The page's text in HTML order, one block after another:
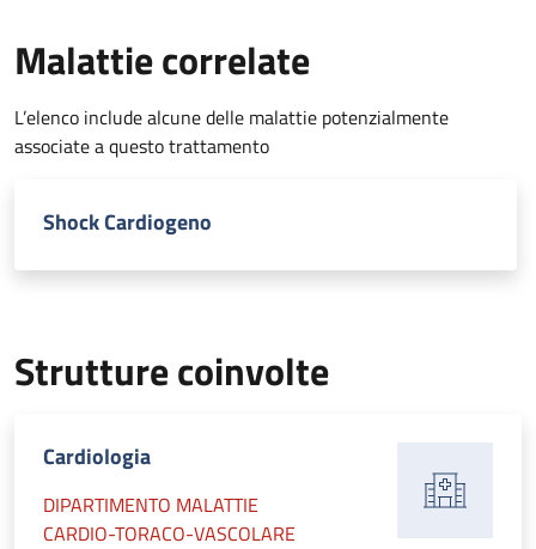
Malattie correlate
L’elenco include alcune delle malattie potenzialmente
associate a questo trattamento
Shock Cardiogeno
Strutture coinvolte
Cardiologia
DIPARTIMENTO MALATTIE
CARDIO-TORACO-VASCOLARE